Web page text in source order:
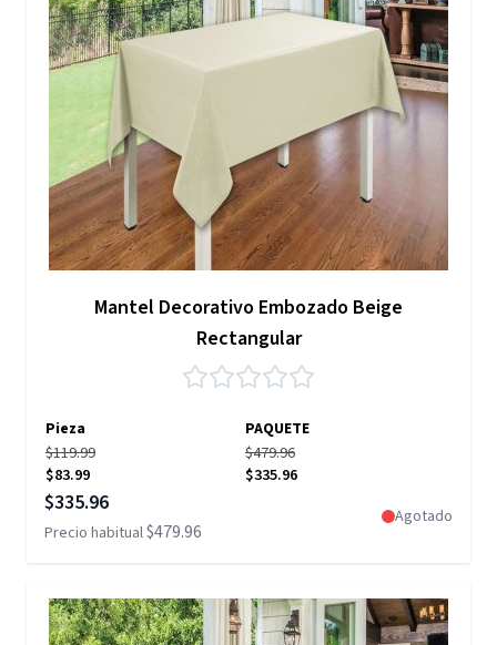
Mantel Decorativo Embozado Beige
Rectangular
Pieza
PAQUETE
$119.99
$83.99
$479.96
$335.96
Precio especial
$335.96
Precio habitual$479.96
Agotado